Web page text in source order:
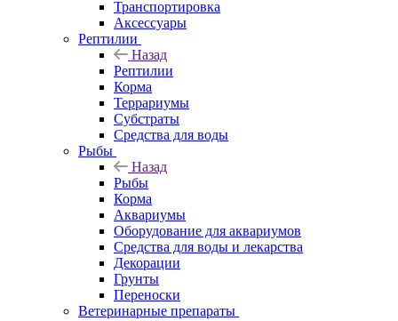
Транспортировка
Аксессуары
Рептилии
Назад
Рептилии
Корма
Террариумы
Субстраты
Средства для воды
Рыбы
Назад
Рыбы
Корма
Аквариумы
Оборудование для аквариумов
Средства для воды и лекарства
Декорации
Грунты
Переноски
Ветеринарные препараты